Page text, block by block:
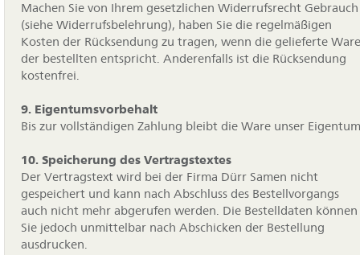
Machen Sie von Ihrem gesetzlichen Widerrufsrecht Gebrauch
(siehe Widerrufsbelehrung), haben Sie die regelmäßigen
Kosten der Rücksendung zu tragen, wenn die gelieferte Ware
der bestellten entspricht. Anderenfalls ist die Rücksendung
kostenfrei.
9. Eigentumsvorbehalt
Bis zur vollständigen Zahlung bleibt die Ware unser
10. Speicherung des Vertragstextes
Der Vertragstext wird bei der Firma Dürr Samen nicht
gespeichert und kann nach Abschluss des Bestellvorgangs
auch nicht mehr abgerufen werden. Die Bestelldaten können
Sie jedoch unmittelbar nach Abschicken der Bestellung
ausdrucken.